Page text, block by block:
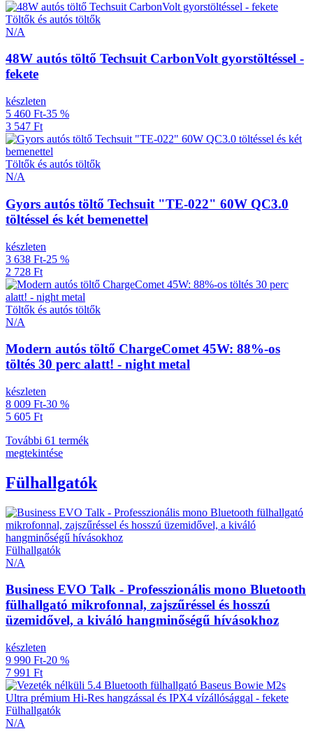
Töltők és autós töltők
N/A
48W autós töltő Techsuit CarbonVolt gyorstöltéssel -
fekete
készleten
5 460 Ft-35 %
3 547 Ft
Töltők és autós töltők
N/A
Gyors autós töltő Techsuit "TE-022" 60W QC3.0
töltéssel és két bemenettel
készleten
3 638 Ft-25 %
2 728 Ft
Töltők és autós töltők
N/A
Modern autós töltő ChargeComet 45W: 88%-os
töltés 30 perc alatt! - night metal
készleten
8 009 Ft-30 %
5 605 Ft
További 61 termék
megtekintése
Fülhallgatók
Fülhallgatók
N/A
Business EVO Talk - Professzionális mono Bluetooth
fülhallgató mikrofonnal, zajszűréssel és hosszú
üzemidővel, a kiváló hangminőségű hívásokhoz
készleten
9 990 Ft-20 %
7 991 Ft
Fülhallgatók
N/A